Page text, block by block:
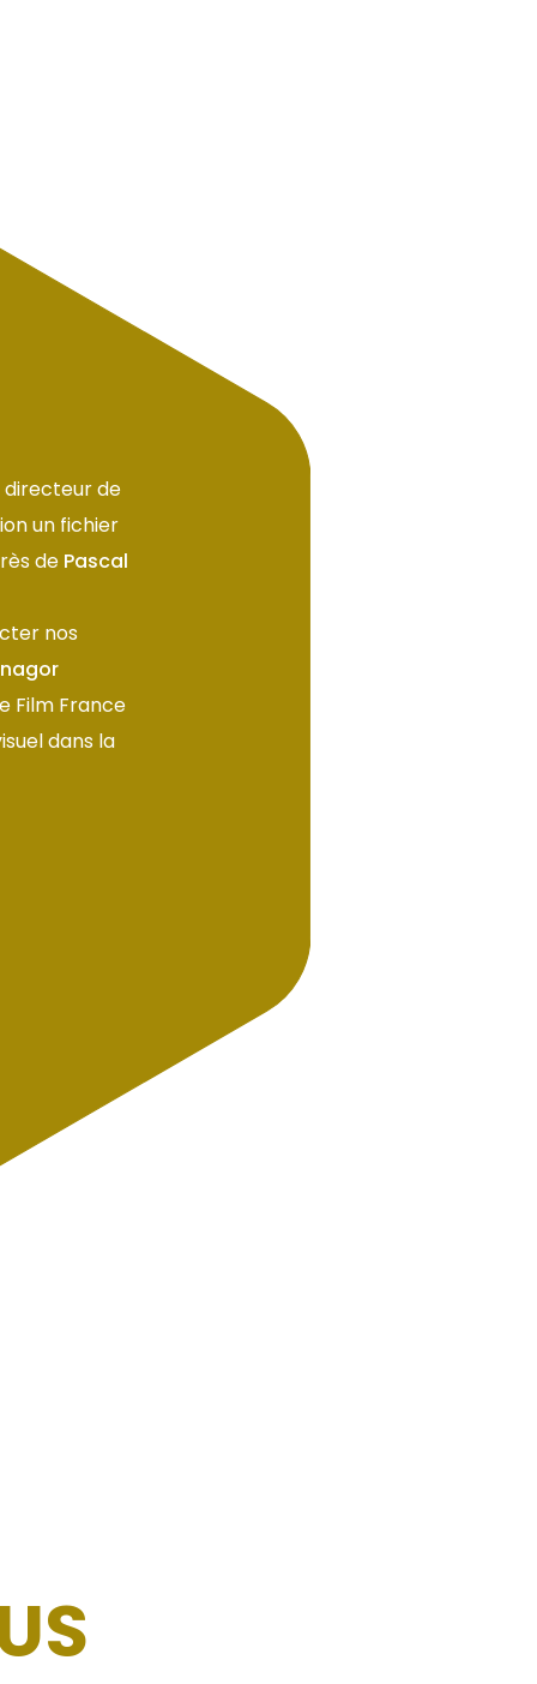
de
un fichier
de Pascal
nos
Film France
dans la